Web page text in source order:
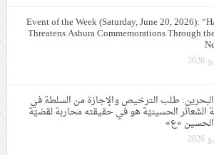
Event of the Week (Saturday, June 20, 2026):
Threatens Ashura Commemorations Through
طلب الترخيص والإجازة من السلطة في
الشعائر الحسينيّة هو في حقيقته محاربة لقضيّة
الحسين «ع»